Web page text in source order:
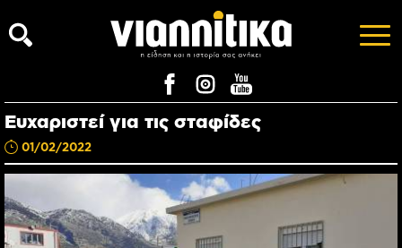
Ευχαριστεί για τις σταφίδες
01/02/2022